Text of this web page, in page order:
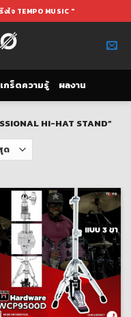
ใจ TEMPO MUSIC "
เกร็ดความรู้ ผลงาน
HI-HAT STAND”